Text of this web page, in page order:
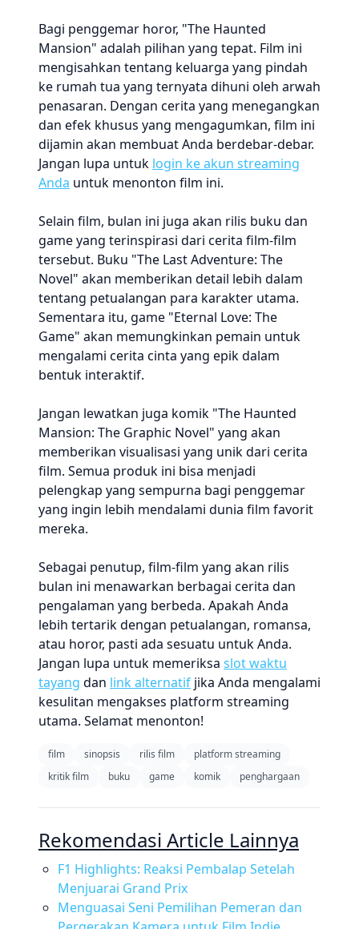
Bagi penggemar horor, "The Haunted
Mansion" adalah pilihan yang tepat. Film ini
mengisahkan tentang keluarga yang pindah
ke rumah tua yang ternyata dihuni oleh arwah
penasaran. Dengan cerita yang menegangkan
dan efek khusus yang mengagumkan, film ini
dijamin akan membuat Anda berdebar-debar.
Jangan lupa untuk login ke akun streaming
Anda untuk menonton film ini.
Selain film, bulan ini juga akan rilis buku dan
game yang terinspirasi dari cerita film-film
tersebut. Buku "The Last Adventure: The
Novel" akan memberikan detail lebih dalam
tentang petualangan para karakter utama.
Sementara itu, game "Eternal Love: The
Game" akan memungkinkan pemain untuk
mengalami cerita cinta yang epik dalam
bentuk interaktif.
Jangan lewatkan juga komik "The Haunted
Mansion: The Graphic Novel" yang akan
memberikan visualisasi yang unik dari cerita
film. Semua produk ini bisa menjadi
pelengkap yang sempurna bagi penggemar
yang ingin lebih mendalami dunia film favorit
mereka.
Sebagai penutup, film-film yang akan rilis
bulan ini menawarkan berbagai cerita dan
pengalaman yang berbeda. Apakah Anda
lebih tertarik dengan petualangan, romansa,
atau horor, pasti ada sesuatu untuk Anda.
Jangan lupa untuk memeriksa slot waktu
tayang dan link alternatif jika Anda mengalami
kesulitan mengakses platform streaming
utama. Selamat menonton!
film sinopsis rilis film
platform streaming
kritik film
buku game komik penghargaan
Rekomendasi Article Lainnya
F1 Highlights: Reaksi Pembalap Setelah
Menjuarai Grand Prix
Menguasai Seni Pemilihan Pemeran dan